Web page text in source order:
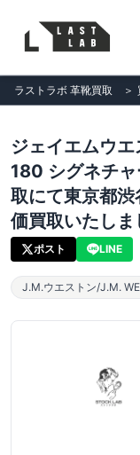
ラストラボ 革靴買取 ＞
ジェイエムウ
180 シグネチ
取にて東京都
価買取いたしま
ポスト LINE
J.M.ウエストン/J.M.